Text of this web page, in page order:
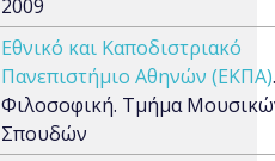
2009
Εθνικό και Καποδιστριακό
Πανεπιστήμιο Αθηνών (ΕΚΠΑ)
Φιλοσοφική. Τμήμα
Σπουδών